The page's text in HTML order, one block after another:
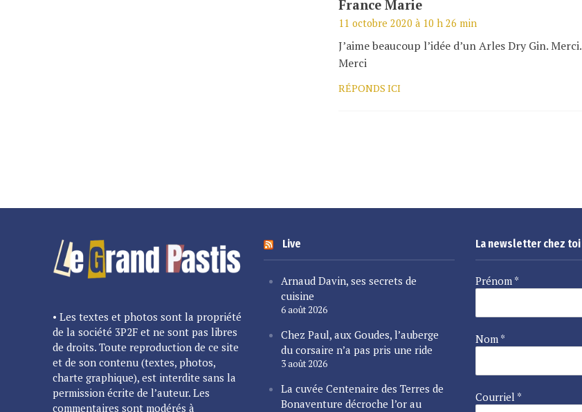
France Marie
11 octobre 2020 à 10 h 26 min
J’aime beaucoup l’idée d’un Arles Dry Gin. Merci.
Merci
RÉPONDS ICI
• Les textes et photos sont la propriété
de la société 3P2F et ne sont pas libres
de droits. Toute reproduction de ce site
et de son contenu (textes, photos,
charte graphique), est interdite sans la
permission écrite de l’auteur. Les
commentaires sont modérés à
Live
Arnaud Davin, ses secrets de
cuisine
6 août 2026
Chez Paul, aux Goudes, l’auberge
du corsaire n’a pas pris une ride
3 août 2026
La cuvée Centenaire des Terres de
Bonaventure décroche l’or au
La newsletter chez toi
Prénom *
Nom *
Courriel *